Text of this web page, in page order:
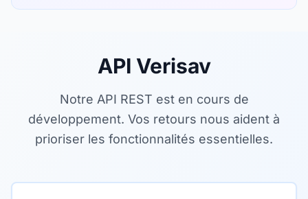
API Verisav
Notre API REST est en cours de
développement. Vos retours nous aident à
prioriser les fonctionnalités essentielles.